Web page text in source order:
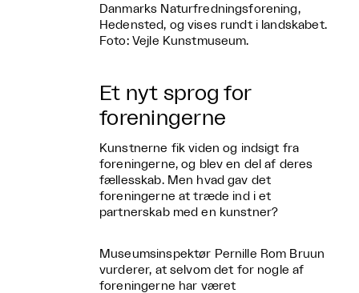
Danmarks Naturfredningsforening,
Hedensted, og vises rundt i landskabet.
Foto: Vejle Kunstmuseum.
Et nyt sprog for
foreningerne
Kunstnerne fik viden og indsigt fra
foreningerne, og blev en del af deres
fællesskab. Men hvad gav det
foreningerne at træde ind i et
partnerskab med en kunstner?
Museumsinspektør Pernille Rom Bruun
vurderer, at selvom det for nogle af
foreningerne har været